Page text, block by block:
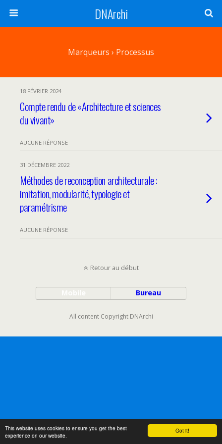
Got it!
This website uses cookies to ensure you get the best
experience on our website.
DNArchi
Marqueurs › Processus
18 FÉVRIER 2024
Compte rendu de «Architecture et sciences
du vivant»
AUCUNE RÉPONSE
31 DÉCEMBRE 2022
Méthodes de reconception architecturale :
imitation, modularité, typologie et
paramétrisme
AUCUNE RÉPONSE
Retour au début
Bureau
All content Copyright DNArchi